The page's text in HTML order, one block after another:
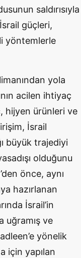
saldırısıyla
güçleri,
yöntemlerle
yola
acilen ihtiyaç
hijyen ürünleri ve
İsrail
büyük trajediyi
olduğunu
önce, aynı
hazırlanan
İsrail’in
uğramış ve
yönelik
için yapılan